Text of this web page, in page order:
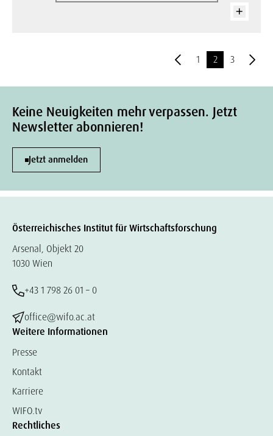
1 2 3
Keine Neuigkeiten mehr verpassen. Jetzt
Newsletter abonnieren!
Jetzt anmelden
Österreichisches Institut für Wirtschaftsforschung
Arsenal, Objekt 20
1030 Wien
+43 1 798 26 01 – 0
office@wifo.ac.at
Weitere Informationen
Presse
Kontakt
Karriere
WIFO.tv
Rechtliches